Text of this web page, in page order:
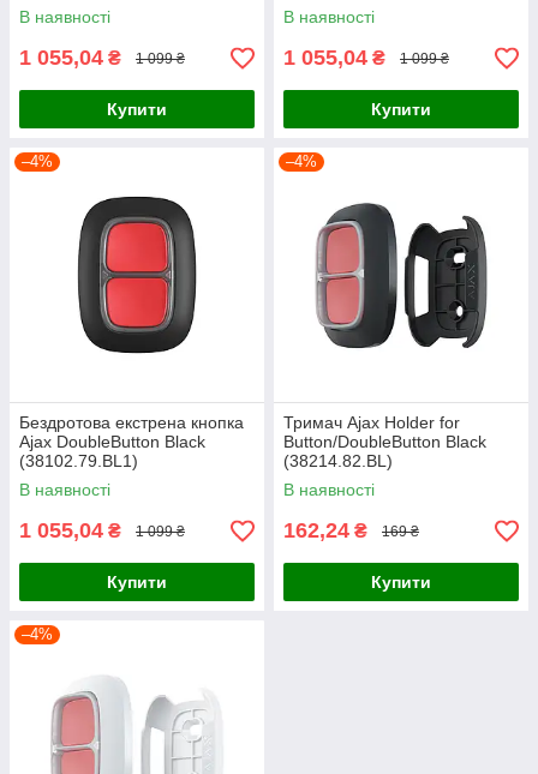
В наявності
1 055,04 ₴ 1 099 ₴
Купити
В наявності
1 055,04 ₴ 1 099 ₴
Купити
–4%
Бездротова екстрена кнопка
Ajax DoubleButton Black
(38102.79.BL1)
В наявності
1 055,04 ₴ 1 099 ₴
Купити
–4%
Тримач Ajax Holder for
Button/DoubleButton Black
(38214.82.BL)
В наявності
162,24 ₴ 169 ₴
Купити
–4%